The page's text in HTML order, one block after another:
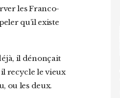
les Franco-
qu’il existe
il recycle le vieux
ou les deux.